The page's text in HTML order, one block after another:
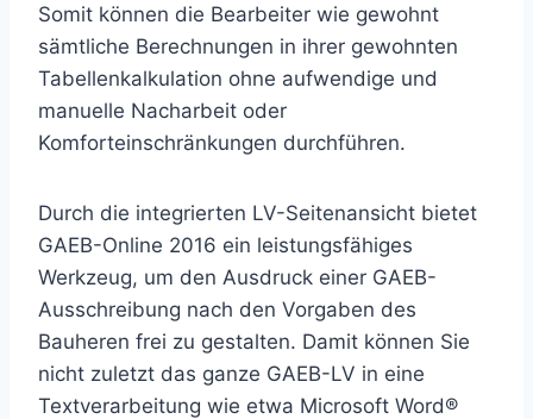
Somit können die Bearbeiter wie gewohnt
sämtliche Berechnungen in ihrer gewohnten
Tabellenkalkulation ohne aufwendige und
manuelle Nacharbeit oder
Komforteinschränkungen durchführen.
Durch die integrierten LV-Seitenansicht bietet
GAEB-Online 2016 ein leistungsfähiges
Werkzeug, um den Ausdruck einer GAEB-
Ausschreibung nach den Vorgaben des
Bauheren frei zu gestalten. Damit können Sie
nicht zuletzt das ganze GAEB-LV in eine
Textverarbeitung wie etwa Microsoft Word®